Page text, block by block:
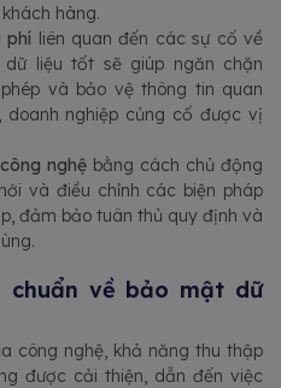
hàng.
phí liên quan đến các sự cố về
liệu tốt sẽ giúp ngăn chặn
và bảo vệ thông tin quan
nghiệp củng cố được vị
nghệ bằng cách chủ động
và điều chỉnh các biện pháp
đảm bảo tuân thủ quy định và
chuẩn về bảo mật dữ
công nghệ, khả năng thu thập
được cải thiện, dẫn đến việc